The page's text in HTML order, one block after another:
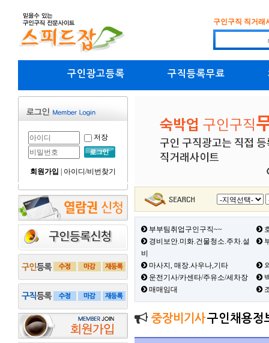
구인구직 직거래
구인광고등록 구직등록무료
저장
회원가입 아이디/비번찾기
부부팀취업구인구직~~
경비보안.미화.건물청소.주차.설
비
마사지, 매장.사우나,기타
운전기사/카센타/주유소/세차장
매매임대
중장비기사구인채용정